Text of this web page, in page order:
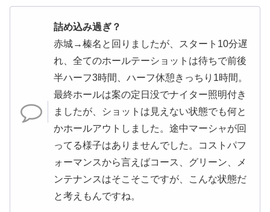
詰め込み過ぎ？
赤城→榛名と回りましたが、スタート10分遅
れ、全てのホールテーショットは待ちで前後
半ハーフ3時間、ハーフ休憩きっちり1時間。
最終ホールは案の定日没でナイター照明付き
ましたが、ショットは見えない状態でも何と
かホールアウトしました。途中マーシャが回
ってる様子はありませんでした。コストパフ
ォーマンスから言えばコース、グリーン、メ
ンテナンスはそこそこですが、こんな状態だ
と考えもんですね。